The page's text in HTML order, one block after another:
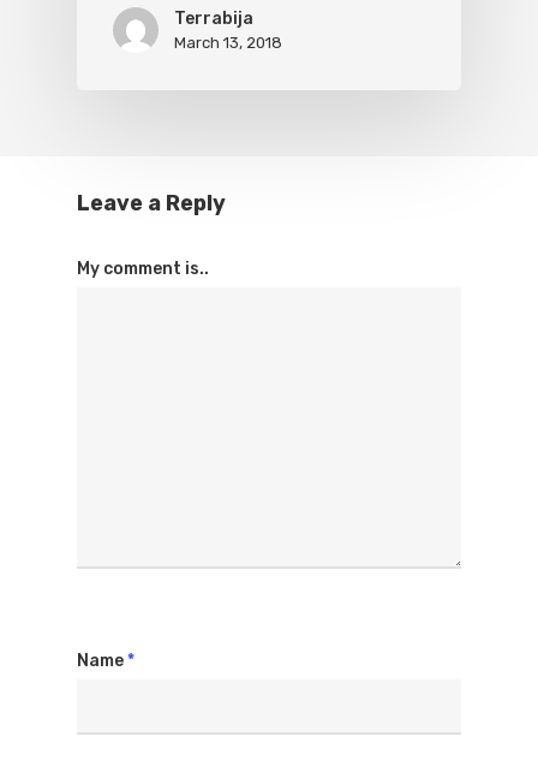
Terrabija
March 13, 2018
Leave a Reply
My comment is..
Name*